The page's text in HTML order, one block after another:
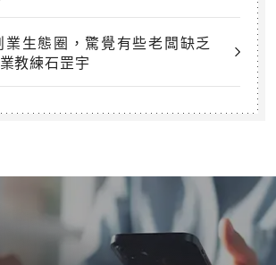
生態圈，驚覺有些老闆缺乏
教練石罡宇